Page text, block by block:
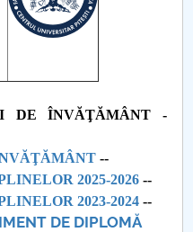
DE ÎNVĂŢĂMÂNT -
--
2025-2026 --
2023-2024 --
DE DIPLOMĂ